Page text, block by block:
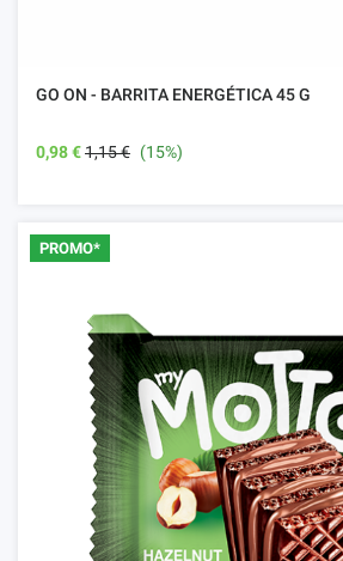
GO ON - BARRITA ENERGÉTICA 45 G
0,98 €1,15 € (15%)
PROMO*